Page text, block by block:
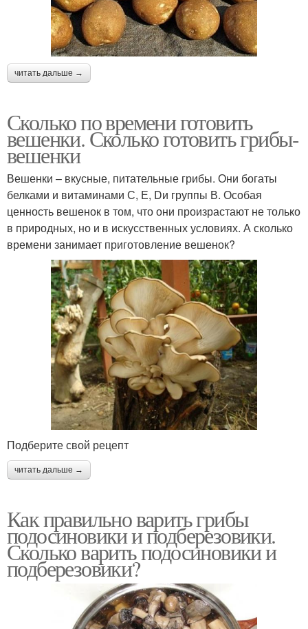
читать дальше →
Сколько по времени готовить
вешенки. Сколько готовить грибы-
вешенки
Вешенки – вкусные, питательные грибы. Они богаты
белками и витаминами С, Е, Dи группы В. Особая
ценность вешенок в том, что они произрастают не только
в природных, но и в искусственных условиях. А сколько
времени занимает приготовление вешенок?
Подберите свой рецепт
читать дальше →
Как правильно варить грибы
подосиновики и подберезовики.
Сколько варить подосиновики и
подберезовики?